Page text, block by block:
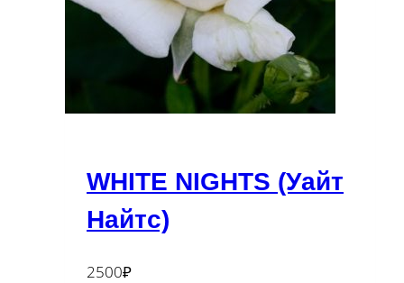
WHITE NIGHTS (Уайт
Найтс)
2500₽